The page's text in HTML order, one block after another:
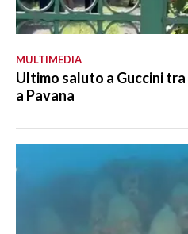
MULTIMEDIA
Ultimo saluto a Guccini
a Pavana